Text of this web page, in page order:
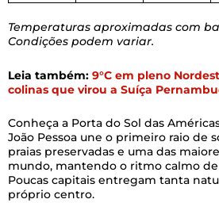
Temperaturas aproximadas com
Condições podem variar.
Leia também: 9°C em pleno
colinas que virou a Suíça
Conheça a Porta do Sol das
João Pessoa une o primeiro raio de
praias preservadas e uma das
mundo, mantendo o ritmo calmo
Poucas capitais entregam tanta
próprio centro.